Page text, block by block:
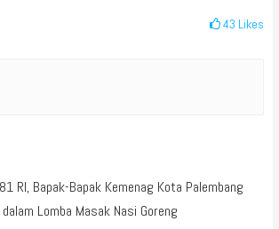
43 Likes
RI, Bapak-Bapak Kemenag Kota Palembang
Lomba Masak Nasi Goreng